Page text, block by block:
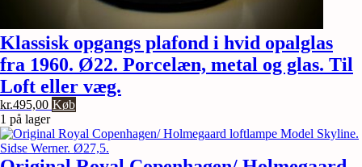
Klassisk opgangs plafond i hvid opalglas
fra 1960. Ø22. Porcelæn, metal og glas. Til
Loft eller væg.
kr.495,00 Køb
1 på lager